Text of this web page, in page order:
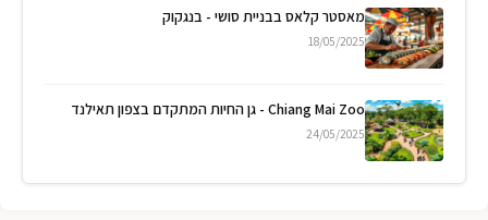
מאסטר קלאס בבניית סושי - בנגקוק
18/05/2025
Chiang Mai Zoo - גן החיות המתקדם בצפון תאילנד
24/05/2025